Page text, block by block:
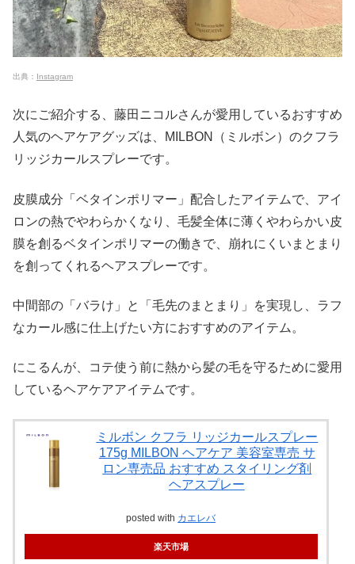
出典： Instagram
次にご紹介する、藤田ニコルさんが愛用しているおすすめ
人気のヘアケアグッズは、MILBON（ミルボン）のクフラ
リッジカールスプレーです。
皮膜成分「ベタインポリマー」配合したアイテムで、アイ
ロンの熱でやわらかくなり、毛髪全体に薄くやわらかい皮
膜を創るベタインポリマーの働きで、崩れにくいまとまり
を創ってくれるヘアスプレーです。
中間部の「バラけ」と「毛先のまとまり」を実現し、ラフ
なカール感に仕上げたい方におすすめのアイテム。
にこるんが、コテ使う前に熱から髪の毛を守るために愛用
しているヘアケアアイテムです。
ミルボン クフラ リッジカールスプレー
175g MILBON ヘアケア 美容室専売 サ
ロン専売品 おすすめ スタイリング剤
ヘアスプレー
posted with カエレバ
楽天市場